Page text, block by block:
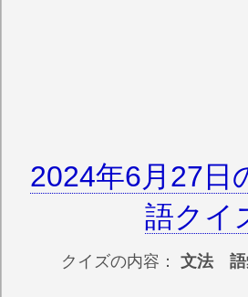
2024年6月27日
語クイ
クイズの内容： 文法 語